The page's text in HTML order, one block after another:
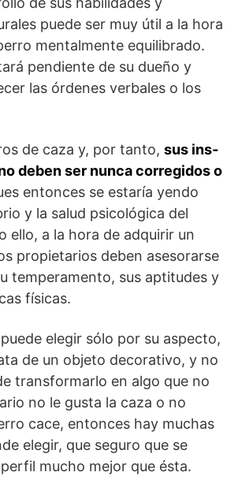
puede ser muy útil a la hora
mentalmente equilibrado.
pendiente de su dueño y
las órdenes verbales o los
de caza y, por tanto, sus ins­
deben ser nunca corregidos o
entonces se estaría yendo
y la salud psicológica del
ello, a la hora de adquirir un
propietarios deben asesorarse
temperamento, sus aptitudes y
físicas.
elegir sólo por su aspecto,
de un objeto decorativo, y no
transformarlo en algo que no
no le gusta la caza o no
cace, entonces hay muchas
elegir, que seguro que se
mucho mejor que ésta.